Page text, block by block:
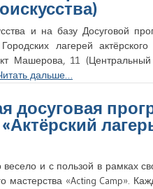
и на базу Досуговой
лагерей
Машерова, 11
дальше…
досуговая
и с пользой в рамках
мастерства «Acting Camp».